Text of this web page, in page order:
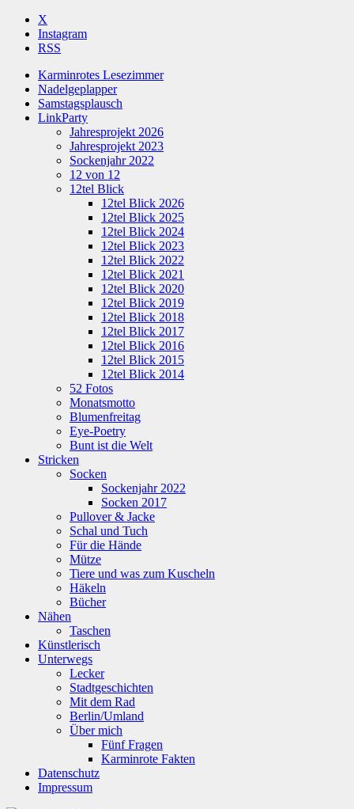
X
Instagram
RSS
Karminrotes Lesezimmer
Nadelgeplapper
Samstagsplausch
LinkParty
Jahresprojekt 2026
Jahresprojekt 2023
Sockenjahr 2022
12 von 12
12tel Blick
12tel Blick 2026
12tel Blick 2025
12tel Blick 2024
12tel Blick 2023
12tel Blick 2022
12tel Blick 2021
12tel Blick 2020
12tel Blick 2019
12tel Blick 2018
12tel Blick 2017
12tel Blick 2016
12tel Blick 2015
12tel Blick 2014
52 Fotos
Monatsmotto
Blumenfreitag
Eye-Poetry
Bunt ist die Welt
Stricken
Socken
Sockenjahr 2022
Socken 2017
Pullover & Jacke
Schal und Tuch
Für die Hände
Mütze
Tiere und was zum Kuscheln
Häkeln
Bücher
Nähen
Taschen
Künstlerisch
Unterwegs
Lecker
Stadtgeschichten
Mit dem Rad
Berlin/Umland
Über mich
Fünf Fragen
Karminrote Fakten
Datenschutz
Impressum